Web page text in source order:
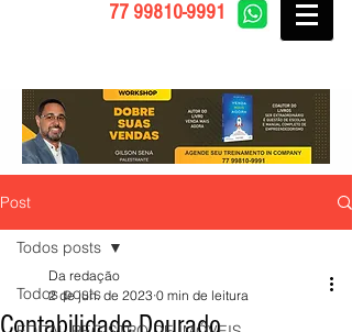
77 99810-9991
Post
Todos posts
Todos posts
Contabilidade Dourado
Da redação
2 de jun. de 2023 0 min de leitura